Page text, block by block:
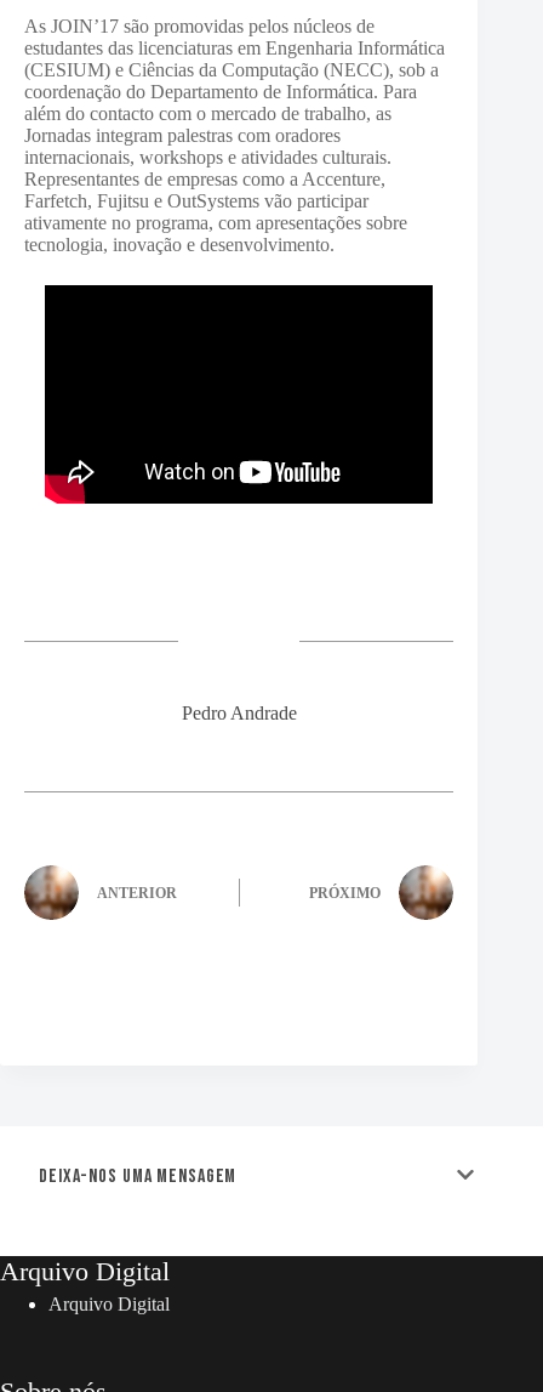
As JOIN’17 são promovidas pelos núcleos de
estudantes das licenciaturas em Engenharia Informática
(CESIUM) e Ciências da Computação (NECC), sob a
coordenação do Departamento de Informática. Para
além do contacto com o mercado de trabalho, as
Jornadas integram palestras com oradores
internacionais, workshops e atividades culturais.
Representantes de empresas como a Accenture,
Farfetch, Fujitsu e OutSystems vão participar
ativamente no programa, com apresentações sobre
tecnologia, inovação e desenvolvimento.
Pedro Andrade
ANTERIOR PRÓXIMO
Deixa-nos uma mensagem
Arquivo Digital
Arquivo Digital